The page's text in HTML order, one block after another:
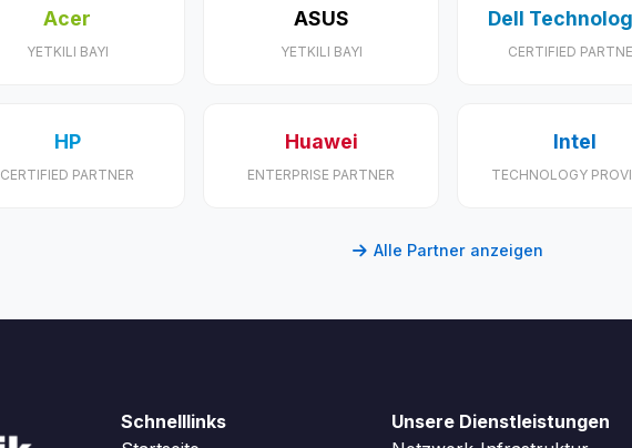
Acer
YETKILI BAYI
ASUS
YETKILI BAYI
Dell
CERTIFIED
HP
CERTIFIED PARTNER
Huawei
ENTERPRISE PARTNER
Intel
TECHNOLOGY
Alle Partner anzeigen
Schnelllinks
Unsere Dienstleistungen